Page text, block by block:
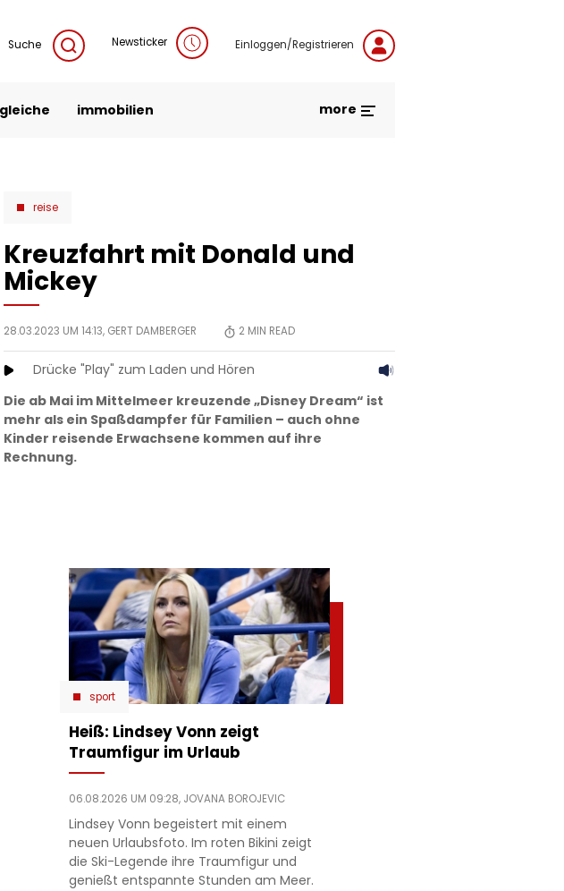
Suche Newsticker Einloggen/Registrieren
immobilien more
reise
Kreuzfahrt mit Donald und
Mickey
28.03.2023 UM 14:13, GERT DAMBERGER 2 MIN READ
Drücke "Play" zum Laden und Hören
Die ab Mai im Mittelmeer kreuzende „Disney Dream“ ist
mehr als ein Spaßdampfer für Familien – auch ohne
Kinder reisende Erwachsene kommen auf ihre
Rechnung.
sport
Heiß: Lindsey Vonn zeigt
Traumfigur im Urlaub
06.08.2026 UM 09:28, JOVANA BOROJEVIC
Lindsey Vonn begeistert mit einem
neuen Urlaubsfoto. Im roten Bikini zeigt
die Ski-Legende ihre Traumfigur und
genießt entspannte Stunden am Meer.